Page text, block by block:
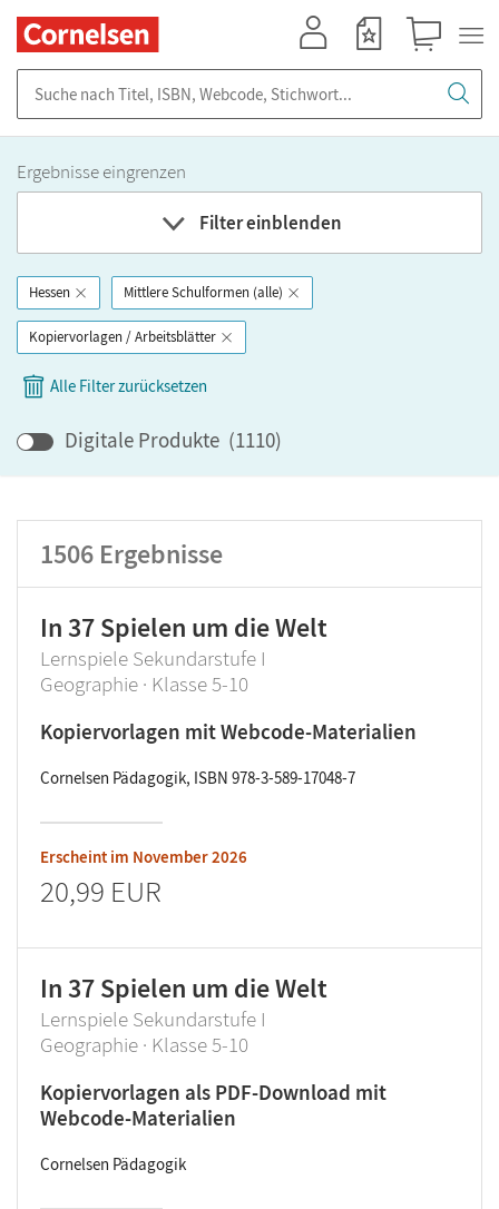
Ergebnisse eingrenzen
Filter einblenden
Fach
Bildungbereich
Klassenstufe
Produktart
Hessen Mittlere Schulformen (alle)
Kopiervorlagen / Arbeitsblätter
Alle Filter zurücksetzen
Digitale Produkte (1110)
1506 Ergebnisse
In 37 Spielen um die Welt
Lernspiele Sekundarstufe I
Geographie · Klasse 5-10
Kopiervorlagen mit Webcode-Materialien
Cornelsen Pädagogik, ISBN 978-3-589-17048-7
Erscheint im November 2026
20,99 EUR
In 37 Spielen um die Welt
Lernspiele Sekundarstufe I
Geographie · Klasse 5-10
Kopiervorlagen als PDF-Download mit
Webcode-Materialien
Cornelsen Pädagogik